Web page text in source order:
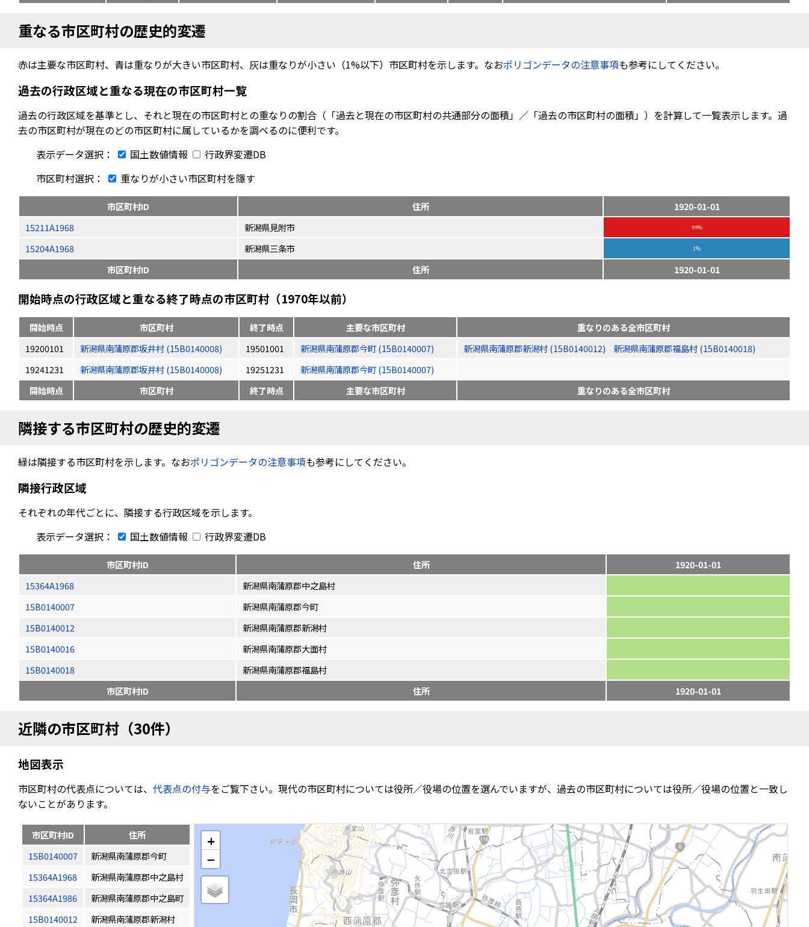
重なる市区町村の歴史的変遷
赤は主要な市区町村、青は重なりが大きい市区町村、灰は重なりが小さい（1%以下）市区町村を示します。なおポリゴンデータの注意事項も参考にしてください。
過去の行政区域と重なる現在の市区町村一覧
過去の行政区域を基準とし、それと現在の市区町村との重なりの割合（「過去と現在の市区町村の共通部分の面積」／「過去の市区町村の面積」）を計算して一覧表示します。過
去の市区町村が現在のどの市区町村に属しているかを調べるのに便利です。
表示データ選択：
国土数値情報
行政界変遷DB
市区町村選択：
重なりが小さい市区町村を隱す
市区町村ID 住所
1920-01-01
15211A1968
新潟県見附市 99%
15204A1968 新潟県三条市 1%
市区町村ID 住所 1920-01-01
開始時点の行政区域と重なる終了時点の市区町村（1970年以前）
開始時点 市区町村 終了時点 主要な市区町村
重なりのある全市区町村
19200101
新潟県南蒲原郡坂井村 (15B0140008) 19501001 新潟県南蒲原郡今町 (15B0140007) 新潟県南蒲原郡新潟村 (15B0140012)
新潟県南蒲原郡福島村 (15B0140018)
19241231
新潟県南蒲原郡坂井村 (15B0140008) 19251231
新潟県南蒲原郡今町 (15B0140007)
開始時点
市区町村 終了時点 主要な市区町村 重なりのある全市区町村
隣接する市区町村の歴史的変遷
緑は隣接する市区町村を示します。なおポリゴンデータの注意事項も参考にしてください。
隣接行政区域
それぞれの年代ごとに、隣接する行政区域を示します。
表示データ選択：
国土数値情報 行政界変遷DB
市区町村ID 住所
1920-01-01
15364A1968
新潟県南蒲原郡中之島村
15B0140007
新潟県南蒲原郡今町
15B0140012
新潟県南蒲原郡新潟村
15B0140016
新潟県南蒲原郡大面村
15B0140018
新潟県南蒲原郡福島村
市区町村ID
住所 1920-01-01
近隣の市区町村（30件）
地図表示
市区町村の代表点については、 代表点の付与をご覧下さい。現代の市区町村については役所／役場の位置を選んでいますが、過去の市区町村については役所／役場の位置と一致し
ないことがあります。
市区町村ID
住所
15B0140007
新潟県南蒲原郡今町
15364A1968
新潟県南蒲原郡中之島村
15364A1986
新潟県南蒲原郡中之島町
15B0140012
新潟県南蒲原郡新潟村
+
−